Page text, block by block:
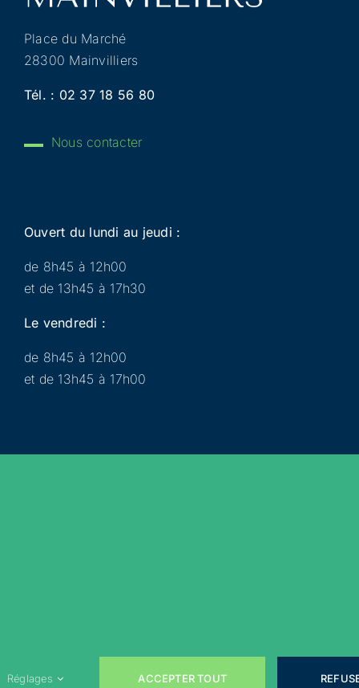
Place du Marché
28300 Mainvilliers
Tél. : 02 37 18 56 80
Nous contacter
Ouvert du lundi au jeudi :
de 8h45 à 12h00
et de 13h45 à 17h30
Le vendredi :
de 8h45 à 12h00
et de 13h45 à 17h00
Réglages ACCEPTER TOUT